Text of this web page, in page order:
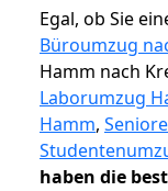
Egal, ob Sie
Büroumzug
Hamm nach
Laborumzug
Hamm,
haben die